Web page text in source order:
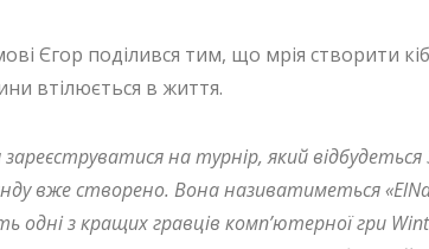
Єгор поділився тим, що мрія створити
втілюється в життя.
на турнір, який відбудеться
вже створено. Вона називатиметься
одні з кращих гравців комп’ютерної гри